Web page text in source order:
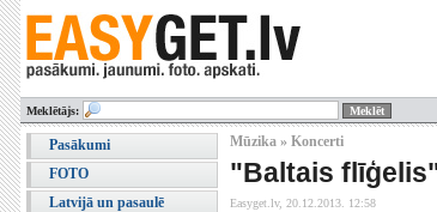
Meklētājs:
Pasākumi
FOTO
Latvijā un pasaulē
Mūzika » Koncerti
"Baltais
Easyget.lv, 20.12.2013. 12:58